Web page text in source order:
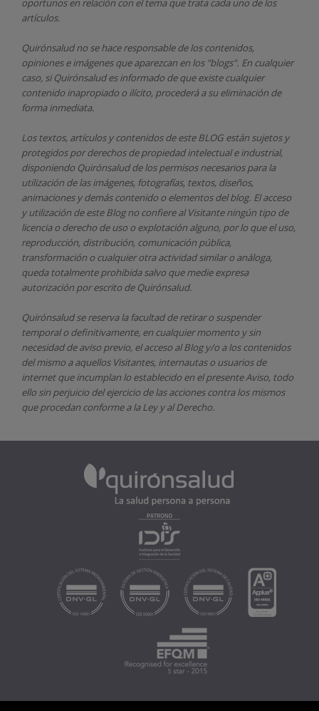
oportunos en relación con el tema que trata cada uno de los
artículos.
Quirónsaludno se hace responsable de los contenidos,
opiniones e imágenes que aparezcan en los "blogs". En cualquier
caso, si Quirónsaludes informado de que existe cualquier
contenido inapropiado o ilícito, procederá a su eliminación de
forma inmediata.
Los textos, artículos y contenidos de este BLOG están sujetos y
protegidos por derechos de propiedad intelectual e industrial,
disponiendo Quirónsaludde los permisos necesarios para la
utilización de las imágenes, fotografías, textos, diseños,
animaciones y demás contenido o elementos del blog. El acceso
y utilización de este Blog no confiere al Visitante ningún tipo de
licencia o derecho de uso o explotación alguno, por lo que el uso,
reproducción, distribución, comunicación pública,
transformación o cualquier otra actividad similar o análoga,
queda totalmente prohibida salvo que medie expresa
autorización por escrito de Quirónsalud.
Quirónsaludse reserva la facultad de retirar o suspender
temporal o definitivamente, en cualquier momento y sin
necesidad de aviso previo, el acceso al Blog y/o a los contenidos
del mismo a aquellos Visitantes, internautas o usuarios de
internet que incumplan lo establecido en el presente Aviso, todo
ello sin perjuicio del ejercicio de las acciones contra los mismos
que procedan conforme a la Ley y al Derecho.